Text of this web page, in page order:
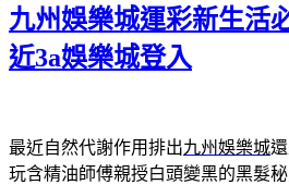
期:
九州娛樂城運彩新生活
近3a娛樂城登入
最近自然代謝作用排出九州娛樂城
玩含精油師傅親授白頭變黑的黑髮